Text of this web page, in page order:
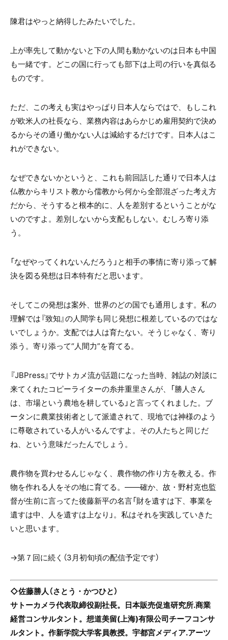
陳君はやっと納得したみたいでした。
上が率先して動かないと下の人間も動かないのは日本も中国
も一緒です。どこの国に行っても部下は上司の行いを真似る
ものです。
ただ、この考えも実はやっぱり日本人ならではで、もしこれ
が欧米人の社長なら、業務内容はあらかじめ雇用契約で決め
るからその通り働かない人は減給するだけです。日本人はこ
れができない。
なぜできないかというと、これも前回話した通りで日本人は
仏教からキリスト教から儒教から何から全部混ざった考え方
だから、そうすると根本的に、人を差別するということがな
いのですよ。差別しないから支配もしない。むしろ寄り添
う。
「なぜやってくれないんだろう」と相手の事情に寄り添って解
決を図る発想は日本特有だと思います。
そしてこの発想は案外、世界のどの国でも通用します。私の
理解では『致知』の人間学も同じ発想に根差しているのではな
いでしょうか。支配では人は育たない。そうじゃなく、寄り
添う。寄り添って“人間力”を育てる。
『JBPress』でサトカメ流が話題になった当時、雑誌の対談に
来てくれたコピーライターの糸井重里さんが、「勝人さん
は、市場という農地を耕している」と言ってくれました。ブ
ータンに農業技術者として派遣されて、現地では神様のよう
に尊敬されている人がいるんですよ。その人たちと同じだ
ね、という意味だったんでしょう。
農作物を買わせるんじゃなく、農作物の作り方を教える。作
物を作れる人をその地に育てる。――確か、故・野村克也監
督が生前に言ってた後藤新平の名言「財を遺すは下、事業を
遺すは中、人を遺すは上なり」。私はそれを実践していきた
いと思います。
→第７回に続く（3月初旬頃の配信予定です）
◇佐藤勝人（さとう・かつひと）
サトーカメラ代表取締役副社長。日本販売促進研究所.商業
経営コンサルタント。想道美留(上海)有限公司チーフコンサ
ルタント。作新学院大学客員教授。宇都宮メディア.アーツ